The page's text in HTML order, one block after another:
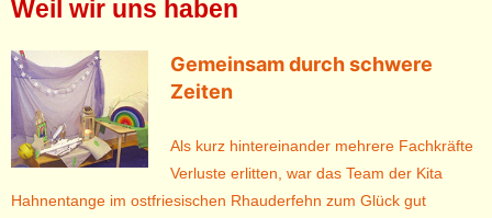
Weil wir uns haben
Gemeinsam durch schwere
Zeiten
Als kurz hintereinander mehrere Fachkräfte
Verluste erlitten, war das Team der Kita
Hahnentange im ostfriesischen Rhauderfehn zum Glück gut